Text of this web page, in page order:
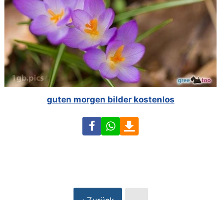
guten morgen bilder kostenlos
FacebookWhatsApp